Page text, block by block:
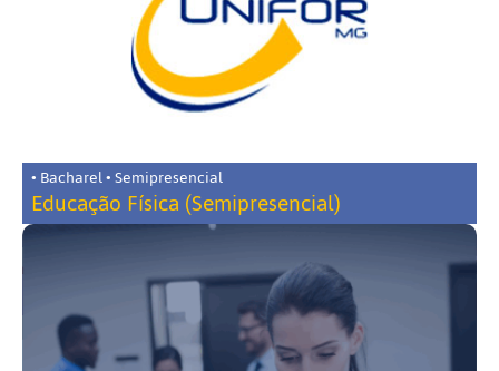
• Bacharel • Semipresencial
Educação Física (Semipresencial)